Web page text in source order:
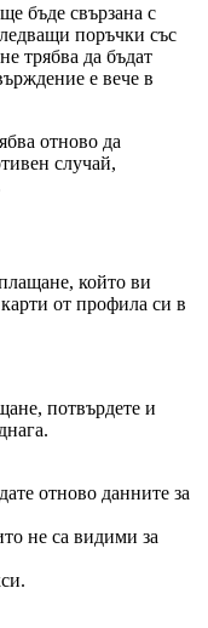
бъде свързана с
поръчки със
трябва да бъдат
е вече в
отново да
случай,
който ви
карти от профила си в
потвърдете и
отново данните за
не са видими за